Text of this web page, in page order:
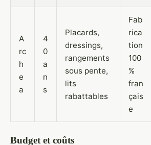
A
rc
h
e
a
4
0
a
n
s
Placards,
dressings,
rangements
sous pente,
lits
rabattables
Fab
rica
tion
100
%
fran
çais
e
Budget et coûts